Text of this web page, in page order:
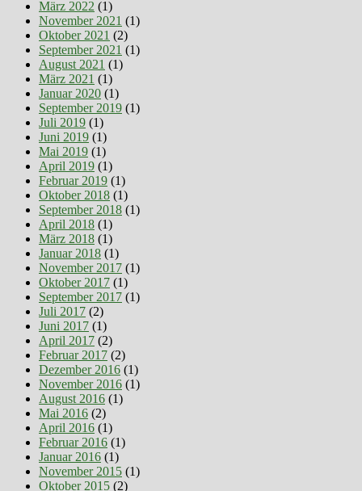
März 2022 (1)
November 2021 (1)
Oktober 2021 (2)
September 2021 (1)
August 2021 (1)
März 2021 (1)
Januar 2020 (1)
September 2019 (1)
Juli 2019 (1)
Juni 2019 (1)
Mai 2019 (1)
April 2019 (1)
Februar 2019 (1)
Oktober 2018 (1)
September 2018 (1)
April 2018 (1)
März 2018 (1)
Januar 2018 (1)
November 2017 (1)
Oktober 2017 (1)
September 2017 (1)
Juli 2017 (2)
Juni 2017 (1)
April 2017 (2)
Februar 2017 (2)
Dezember 2016 (1)
November 2016 (1)
August 2016 (1)
Mai 2016 (2)
April 2016 (1)
Februar 2016 (1)
Januar 2016 (1)
November 2015 (1)
Oktober 2015 (2)